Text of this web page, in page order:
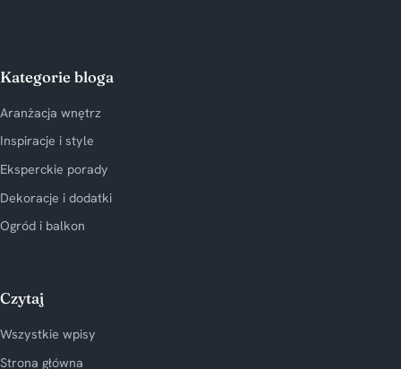
Kategorie bloga
Aranżacja wnętrz
Inspiracje i style
Eksperckie porady
Dekoracje i dodatki
Ogród i balkon
Czytaj
Wszystkie wpisy
Strona główna